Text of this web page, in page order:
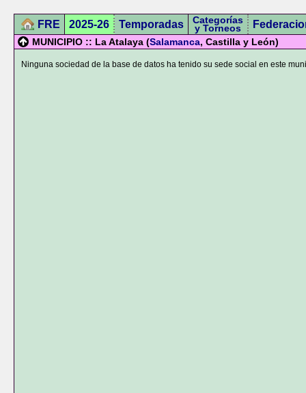
FRE 2025-26 Temporadas Categorías
y Torneos
MUNICIPIO :: La Atalaya (Salamanca, Castilla y León)
Ninguna sociedad de la base de datos ha tenido su sede social en este